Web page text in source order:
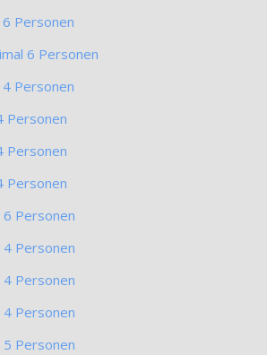
Personen
6 Personen
Personen
Personen
Personen
Personen
Personen
Personen
Personen
Personen
Personen